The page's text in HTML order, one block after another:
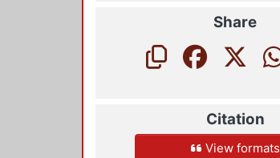
Share
Citation
View formats